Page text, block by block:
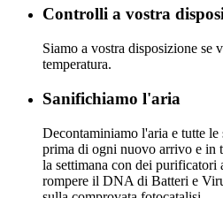
Controlli a vostra
Siamo a vostra disposizione se
temperatura.
Sanifichiamo l'aria
Decontaminiamo l'aria e tutte le
prima di ogni nuovo arrivo e in
la settimana con dei purificatori
rompere il DNA di Batteri e